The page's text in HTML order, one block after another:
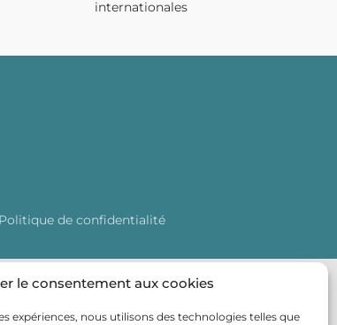
le consentement aux cookies
expériences, nous utilisons des technologies telles que
internationales
Politique de confidentialité